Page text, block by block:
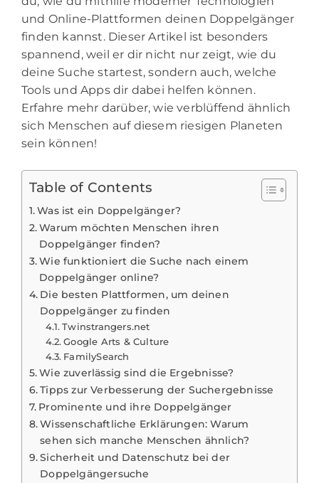
und Online-Plattformen deinen Doppelgänger
finden kannst. Dieser Artikel ist besonders
spannend, weil er dir nicht nur zeigt, wie du
deine Suche startest, sondern auch, welche
Tools und Apps dir dabei helfen können.
Erfahre mehr darüber, wie verblüffend ähnlich
sich Menschen auf diesem riesigen Planeten
sein können!
Table of Contents
Was ist ein Doppelgänger?
Warum möchten Menschen ihren
Doppelgänger finden?
Wie funktioniert die Suche nach einem
Doppelgänger online?
Die besten Plattformen, um deinen
Doppelgänger zu finden
Twinstrangers.net
Google Arts & Culture
FamilySearch
Wie zuverlässig sind die Ergebnisse?
Tipps zur Verbesserung der Suchergebnisse
Prominente und ihre Doppelgänger
Wissenschaftliche Erklärungen: Warum
sehen sich manche Menschen ähnlich?
Sicherheit und Datenschutz bei der
Doppelgängersuche